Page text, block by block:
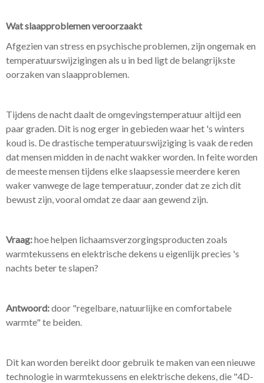
Wat slaapproblemen veroorzaakt
Afgezien van stress en psychische problemen, zijn ongemak en
temperatuurswijzigingen als u in bed ligt de belangrijkste
oorzaken van slaapproblemen.
Tijdens de nacht daalt de omgevingstemperatuur altijd een
paar graden. Dit is nog erger in gebieden waar het 's winters
koud is. De drastische temperatuurswijziging is vaak de reden
dat mensen midden in de nacht wakker worden. In feite worden
de meeste mensen tijdens elke slaapsessie meerdere keren
waker vanwege de lage temperatuur, zonder dat ze zich dit
bewust zijn, vooral omdat ze daar aan gewend zijn.
Vraag:hoe helpen lichaamsverzorgingsproducten zoals
warmtekussens en elektrische dekens u eigenlijk precies 's
nachts beter te slapen?
Antwoord:door "regelbare, natuurlijke en comfortabele
warmte" te beiden.
Dit kan worden bereikt door gebruik te maken van een nieuwe
technologie in warmtekussens en elektrische dekens, die "4D-